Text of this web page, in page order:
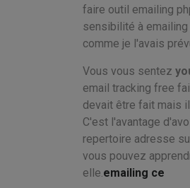
faire outil emailing
sensibilité à
comme je l'avais
Vous vous sentez
email tracking free
devait être fait mais
C'est l'avantage
repertoire adresse
vous pouvez
elle. emailing ce